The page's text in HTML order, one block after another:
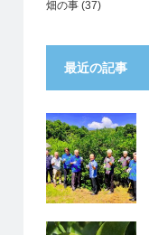
畑の事 (37)
最近の記事